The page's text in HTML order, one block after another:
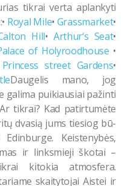
tikrai verta aplankyti
Royal Mile• Grassmarket•
Hill• Arthur‘s Seat•
of Holyroodhouse •
Princess street Gardens•
Daugelis mano, jog
galima puikiausiai pažinti
tikrai? Kad patirtumėte
dvasią jums tiesiog bū-
Keistenybės,
ir linksmieji škotai –
kitokia atmosfera.
skaitytojai Aistei ir